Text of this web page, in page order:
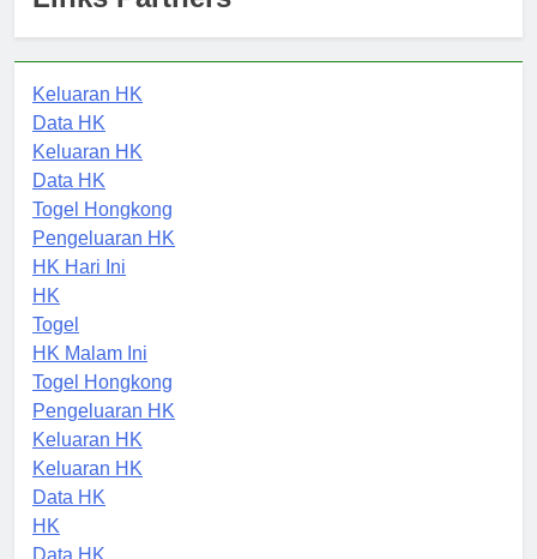
Links Partners
Keluaran HK
Data HK
Keluaran HK
Data HK
Togel Hongkong
Pengeluaran HK
HK Hari Ini
HK
Togel
HK Malam Ini
Togel Hongkong
Pengeluaran HK
Keluaran HK
Keluaran HK
Data HK
HK